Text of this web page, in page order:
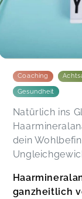
Coaching
Gesundheit
Natürlich ins
dein
ganzheitlich